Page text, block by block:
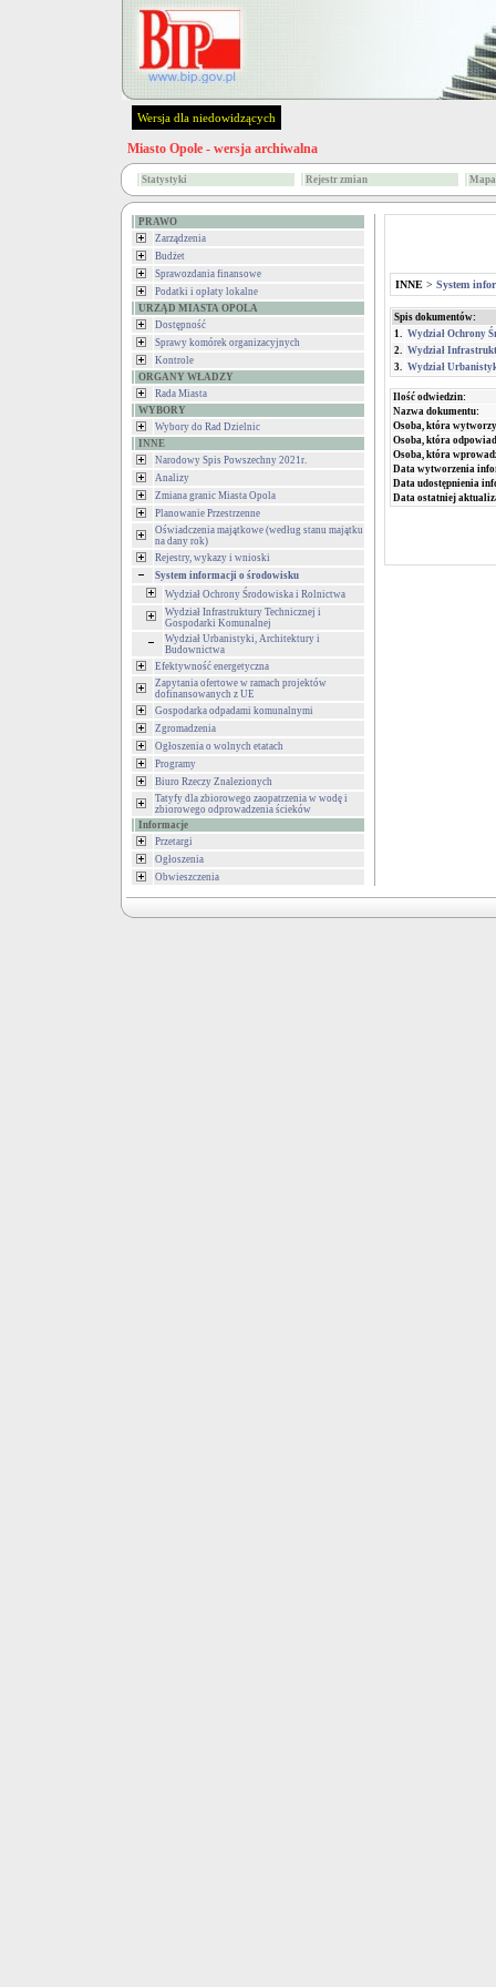
Wersja dla niedowidzących
Miasto Opole - wersja archiwalna
Statystyki Rejestr zmian
PRAWO
Zarządzenia
Budżet
Sprawozdania finansowe
Podatki i opłaty lokalne
URZĄD MIASTA OPOLA
Dostępność
Sprawy komórek organizacyjnych
Kontrole
ORGANY WŁADZY
Rada Miasta
WYBORY
Wybory do Rad Dzielnic
INNE
Narodowy Spis Powszechny 2021r.
Analizy
Zmiana granic Miasta Opola
Planowanie Przestrzenne
Oświadczenia majątkowe (według stanu majątku
na dany rok)
Rejestry, wykazy i wnioski
System informacji o środowisku
Wydział Ochrony Środowiska i Rolnictwa
Wydział Infrastruktury Technicznej i
Gospodarki Komunalnej
Wydział Urbanistyki, Architektury i
Budownictwa
Efektywność energetyczna
Zapytania ofertowe w ramach projektów
dofinansowanych z UE
Gospodarka odpadami komunalnymi
Zgromadzenia
Ogłoszenia o wolnych etatach
Programy
Biuro Rzeczy Znalezionych
Tatyfy dla zbiorowego zaopatrzenia w wodę i
zbiorowego odprowadzenia ścieków
Informacje
Przetargi
Ogłoszenia
Obwieszczenia
INNE > System
Spis dokumentów:
1. Wydział Ochrony
2. Wydział
3. Wydział
Ilość odwiedzin:
Nazwa dokumentu:
Osoba, która
Osoba, która
Osoba, która
Data wytworzenia
Data udostępnienia
Data ostatniej